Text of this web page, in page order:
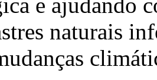
naturais